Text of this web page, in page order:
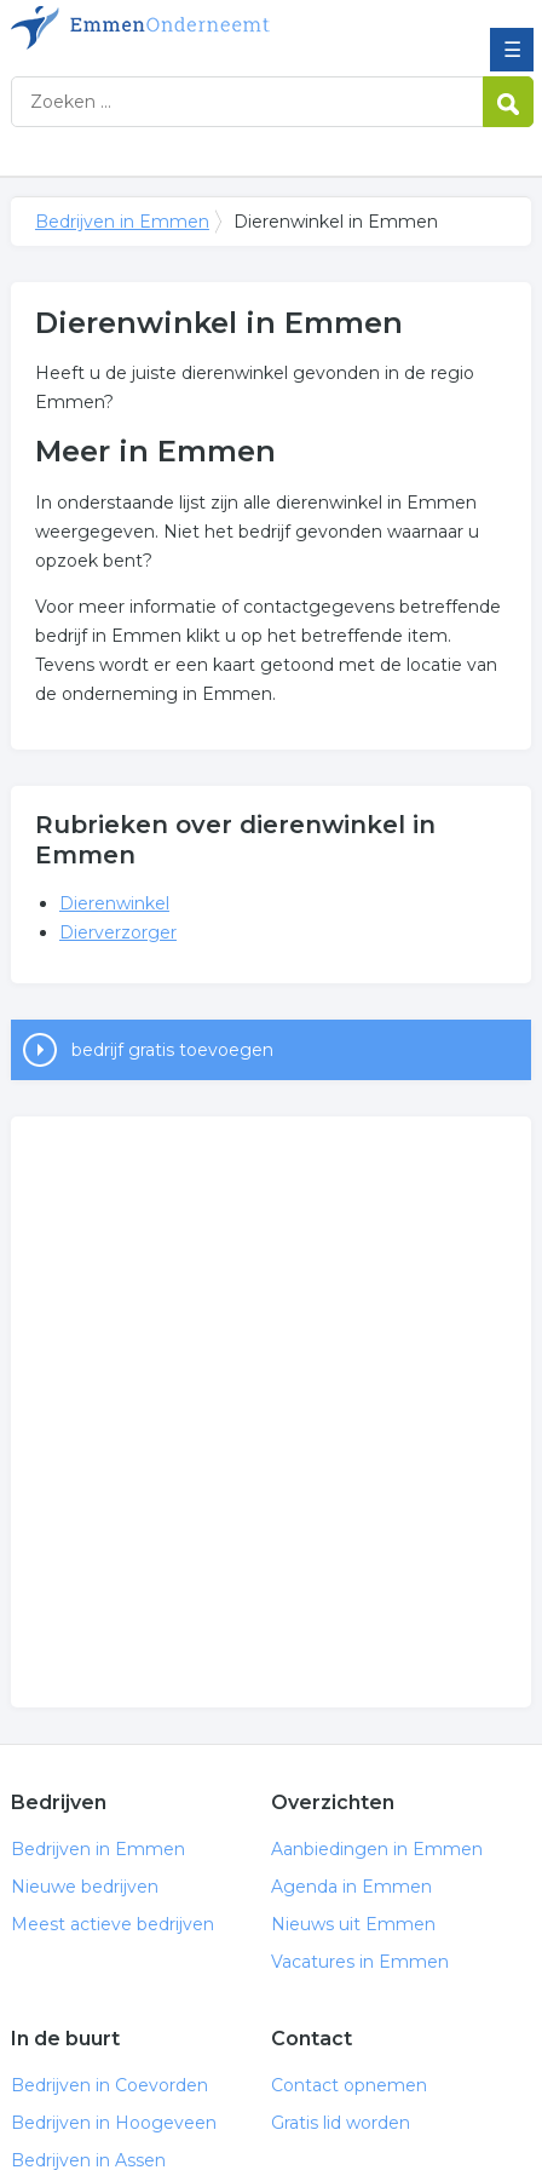
☰
Bedrijven in Emmen Dierenwinkel in Emmen
Dierenwinkel in Emmen
Heeft u de juiste dierenwinkel gevonden in de regio
Emmen?
Meer in Emmen
In onderstaande lijst zijn alle dierenwinkel in Emmen
weergegeven. Niet het bedrijf gevonden waarnaar u
opzoek bent?
Voor meer informatie of contactgegevens betreffende
bedrijf in Emmen klikt u op het betreffende item.
Tevens wordt er een kaart getoond met de locatie van
de onderneming in Emmen.
Rubrieken over dierenwinkel in
Emmen
Dierenwinkel
Dierverzorger
bedrijf gratis toevoegen
Bedrijven
Bedrijven in Emmen
Nieuwe bedrijven
Meest actieve bedrijven
Overzichten
Aanbiedingen in Emmen
Agenda in Emmen
Nieuws uit Emmen
Vacatures in Emmen
In de buurt
Bedrijven in Coevorden
Bedrijven in Hoogeveen
Bedrijven in Assen
Contact
Contact opnemen
Gratis lid worden